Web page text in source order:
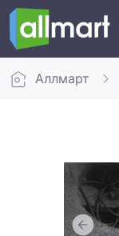
Аллмарт